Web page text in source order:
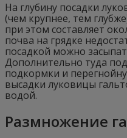
На глубину посадки
(чем крупнее, тем
при этом составляет
почва на грядке
посадкой можно
Дополнительно туда
подкормки и
высадки луковицы
водой.
Размножение